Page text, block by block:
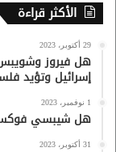
الأكثر قراءة
29 أكتوبر، 2023
هل فيروز
إسرائيل وتؤيد
1 نوفمبر، 2023
هل شيبسي فوكس
31 أكتوبر، 2023